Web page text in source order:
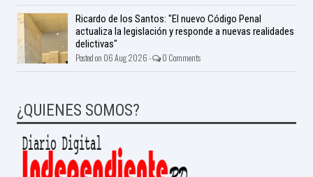
Ricardo de los Santos: "El nuevo Código Penal
actualiza la legislación y responde a nuevas realidades
delictivas"
Posted on 06 Aug 2026 - 0 Comments
¿QUIENES SOMOS?